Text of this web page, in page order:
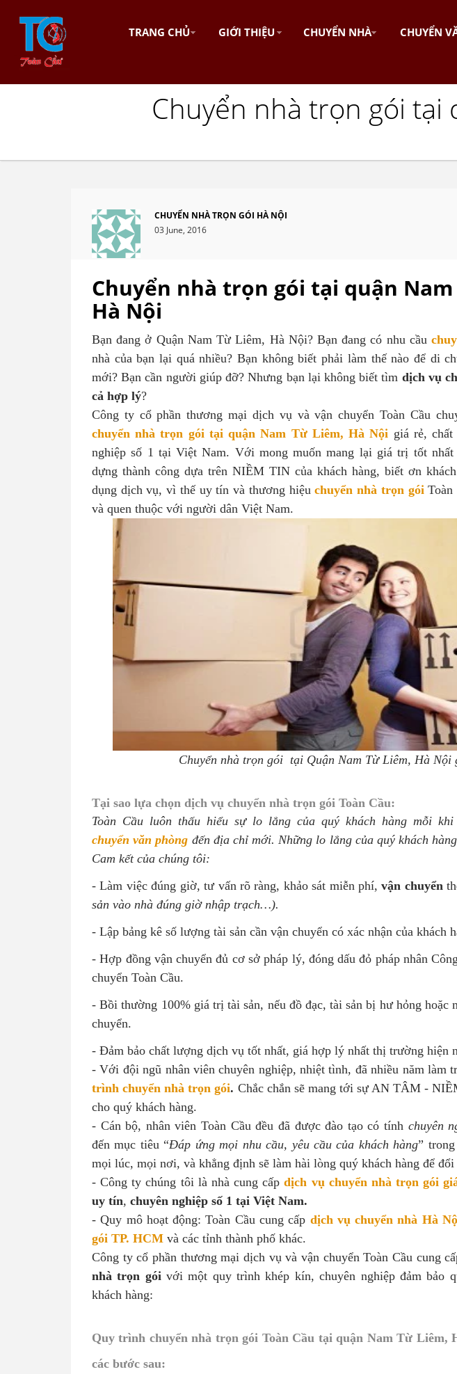
TRANG CHỦ GIỚI THIỆU CHUYỂN NHÀ CHUYỂN
Chuyển nhà trọn gói tại
CHUYỂN NHÀ TRỌN GÓI HÀ NỘI
03 June, 2016
Chuyển nhà trọn gói tại quận
Hà Nội
Bạn đang ở Quận Nam Từ Liêm, Hà Nội? Bạn đang có nhu cầu
nhà của bạn lại quá nhiều? Bạn không biết phải làm thế nào để di
mới? Bạn cần người giúp đỡ? Nhưng bạn lại không biết tìm dịch vụ
cả hợp lý?
Công ty cổ phần thương mại dịch vụ và vận chuyển Toàn Cầu
chuyển nhà trọn gói tại quận Nam Từ Liêm, Hà Nội giá rẻ,
nghiệp số 1 tại Việt Nam. Với mong muốn mang lại giá trị tốt
dựng thành công dựa trên NIỀM TIN của khách hàng, biết ơn
dụng dịch vụ, vì thế uy tín và thương hiệuchuyển nhà trọn góiToàn
và quen thuộc với người dân Việt Nam.
Chuyển nhà trọn gói tại Quận Nam Từ Liêm, Hà Nội
Tại sao lựa chọn dịch vụ chuyển nhà trọn gói Toàn Cầu:
Toàn Cầu luôn thấu hiểu sự lo lắng của quý khách hàng mỗi
chuyển văn phòng đến địa chỉ mới. Những lo lắng của quý khách
Cam kếtcủa chúng tôi:
- Làm việc đúng giờ, tư vấn rõ ràng, khảo sát miễn phí,vận chuyển
sản vào nhà đúng giờ nhập trạch…).
- Lập bảng kê số lượng tài sản cần vận chuyển có xác nhận của khách
- Hợp đồng vận chuyển đủ cơ sở pháp lý, đóng dấu đỏ pháp nhân
chuyển Toàn Cầu.
- Bồi thường 100% giá trị tài sản, nếu đồ đạc, tài sản bị hư hỏng hoặc
chuyển.
- Đảm bảo chất lượng dịch vụ tốt nhất, giá hợp lý nhất thị trường hiện
- Với đội ngũ nhân viên chuyên nghiệp, nhiệt tình, đã nhiều năm làm
trình chuyển nhà trọn gói. Chắc chắn sẽ mang tới sự AN TÂM -
cho quý khách hàng.
- Cán bộ, nhân viên Toàn Cầu đều đã được đào tạo có tính chuyên
đến mục tiêu “Đáp ứng mọi nhu cầu, yêu cầu của khách hàng”
mọi lúc, mọi nơi, và khẳng định sẽ làm hài lòng quý khách hàng để
- Công ty chúng tôi là nhà cung cấpdịch vụ chuyển nhà trọn gói
uy tín, chuyên nghiệp số 1 tại Việt Nam.
- Quy mô hoạt động: Toàn Cầu cung cấp dịch vụ chuyển nhà Hà
gói TP. HCM và các tỉnh thành phố khác.
Công ty cổ phần thương mại dịch vụ và vận chuyển Toàn Cầu cung
nhà trọn góivới một quy trình khép kín, chuyên nghiệp đảm bảo
khách hàng:
Quy trình chuyển nhà trọn gói Toàn Cầu tại quận Nam Từ Liêm,
các bước sau: